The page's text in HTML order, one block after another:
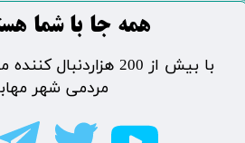
​​​همه جا با شما
​با بیش از 200
مردمی شهر